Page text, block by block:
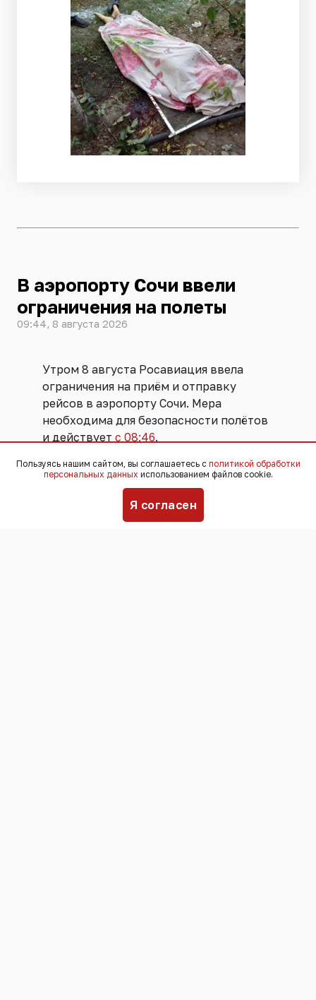
В аэропорту Сочи ввели
ограничения на полеты
09:44, 8 августа 2026
Утром 8 августа Росавиация ввела
ограничения на приём и отправку
рейсов в аэропорту Сочи. Мера
необходима для безопасности полётов
и действует с 08:46.
Аэропорт готов возобновить работу
сразу после снятия ограничений,
в пресс-службе авиагавани.
Пассажирам рекомендуется
Пользуясь нашим сайтом, вы соглашаетесь с политикой обработки
персональных данных использованием файлов cookie.
Я согласен